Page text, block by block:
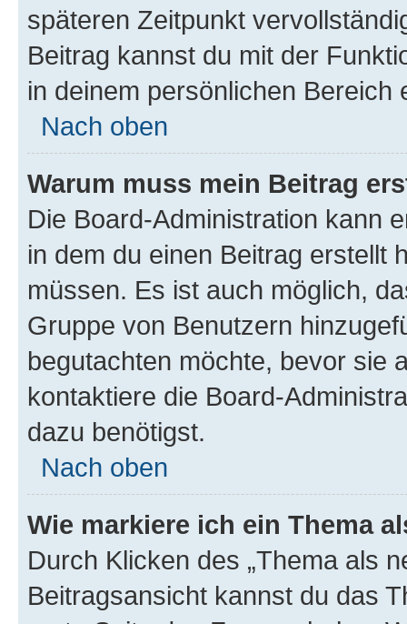
späteren Zeitpunkt
Beitrag kannst du mit der
in deinem persönlichen Bereich
Nach oben
Warum muss mein Beitrag
Die Board-Administration kann
in dem du einen Beitrag erstellt
müssen. Es ist auch möglich,
Gruppe von Benutzern
begutachten möchte, bevor sie
kontaktiere die Board-
dazu benötigst.
Nach oben
Wie markiere ich ein Thema
Durch Klicken des „Thema als
Beitragsansicht kannst du das